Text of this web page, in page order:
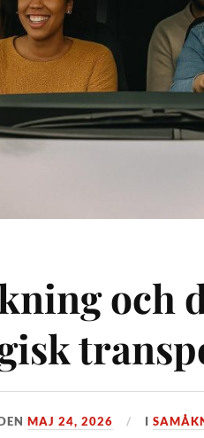
och
MAJ 24, 2026 I